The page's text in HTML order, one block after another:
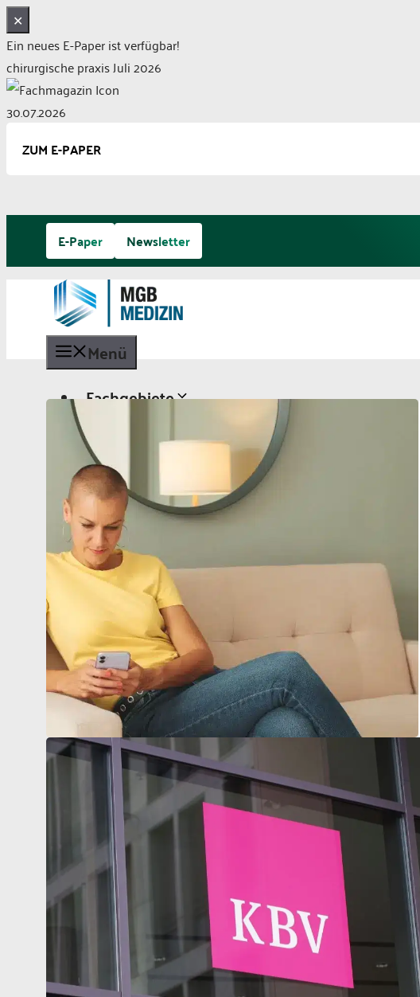
✕
Ein neues E-Paper ist verfügbar!
chirurgische praxis Juli 2026
30.07.2026
ZUM E-PAPER
springen
E-Paper Newsletter
Menü
Fachgebiete
Chirurgie
Dermatologie
Diabetologie
Gynäkologie
Kardiologie
Neurologie und Psychiatrie
Onkologie
Ophthalmologie
Pädiatrie
Urologie
Aktuelles
Aktuelles
Berufspolitik
Personalia
Panorama
Service
Kongress
Literatur
Aus der Industrie
Videos
Podcast
Veranstaltungen
Zahlen | Daten | Fakten